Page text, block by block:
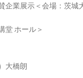
企業展示＜会場：茨城
堂 ホール＞
大橋朗